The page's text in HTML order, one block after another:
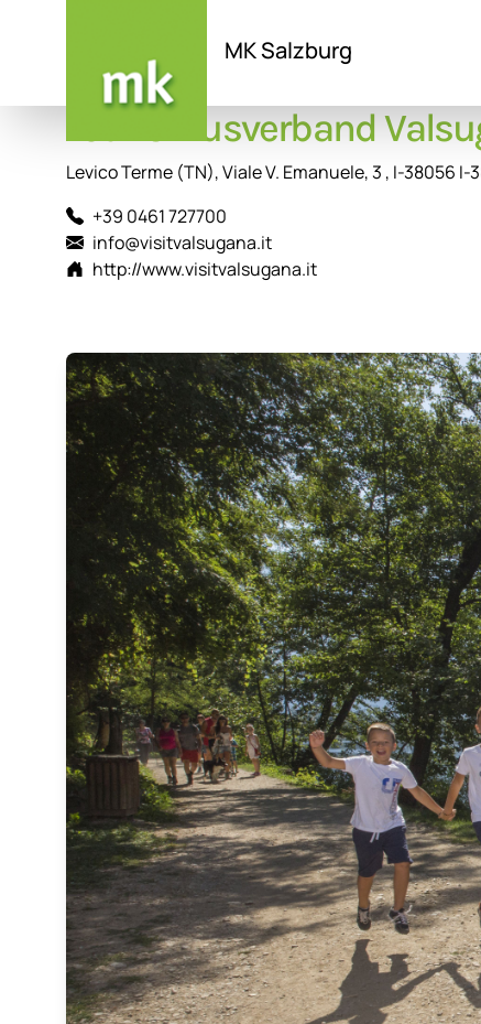
MK Salzburg
Tourismusverband
Levico Terme (TN), Viale V. Emanuele, 3 , I-38056 I-
+39 0461 727700
info@visitvalsugana.it
http://www.visitvalsugana.it